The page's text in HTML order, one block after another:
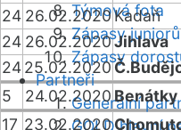
Týmová fota
Zápasy juniorů
Zápasy
Partneři
Generální
GOLD hlavní
24 26.02.2020Kadaň
24 26.02.2020Jihlava
2425.02.2020
5
24.02.2020Benátky
17 23.02.2020